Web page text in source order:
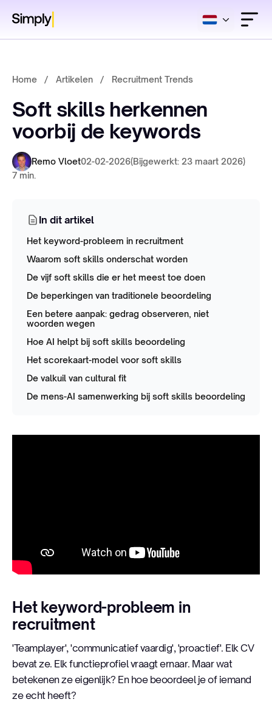
Home / Artikelen / Recruitment Trends
Soft skills herkennen
voorbij de keywords
Remo Vloet02-02-2026(Bijgewerkt: 23 maart 2026)
7 min.
In dit artikel
Het keyword-probleem in recruitment
Waarom soft skills onderschat worden
De vijf soft skills die er het meest toe doen
De beperkingen van traditionele beoordeling
Een betere aanpak: gedrag observeren, niet
woorden wegen
Hoe AI helpt bij soft skills beoordeling
Het scorekaart-model voor soft skills
De valkuil van cultural fit
De mens-AI samenwerking bij soft skills beoordeling
Het keyword-probleem in
recruitment
'Teamplayer', 'communicatief vaardig', 'proactief'. Elk CV
bevat ze. Elk functieprofiel vraagt ernaar. Maar wat
betekenen ze eigenlijk? En hoe beoordeel je of iemand
ze echt heeft?